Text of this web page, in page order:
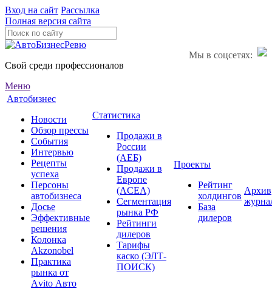
Вход на сайт Рассылка
Полная версия сайта
Мы в соцсетях:
Свой среди профессионалов
Меню
Автобизнес
Новости
Обзор прессы
События
Интервью
Рецепты
успеха
Персоны
автобизнеса
Досье
Эффективные
решения
Колонка
Akzonobel
Практика
рынка от
Аvito Авто
Статистика
Продажи в
России
(АЕБ)
Продажи в
Европе
(ACEA)
Сегментация
рынка РФ
Рейтинги
дилеров
Тарифы
каско (ЭЛТ-
ПОИСК)
Проекты
Рейтинг
холдингов
База
дилеров
Архив